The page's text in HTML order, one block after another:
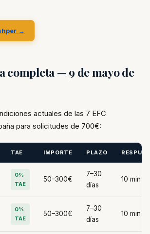
→
completa — 9 de mayo de
actuales de las 7 EFC
para solicitudes de 700€:
TAE IMPORTE PLAZO
0%
TAE
50–300€
7–30
días
10 min
0%
TAE
50–300€
7–30
días
10 min